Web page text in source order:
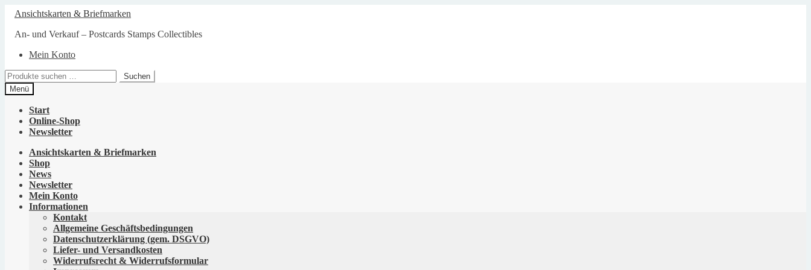
Zur
Navigation
springen
Zum
Inhalt
springen
Ansichtskarten & Briefmarken
An- und Verkauf – Postcards Stamps Collectibles
Mein Konto
Suchen
nach:
Suchen
Menü
Start
Online-Shop
Newsletter
Ansichtskarten & Briefmarken
Shop
News
Newsletter
Mein Konto
Informationen
Kontakt
Allgemeine Geschäftsbedingungen
Datenschutzerklärung (gem. DSGVO)
Liefer- und Versandkosten
Widerrufsrecht & Widerrufsformular